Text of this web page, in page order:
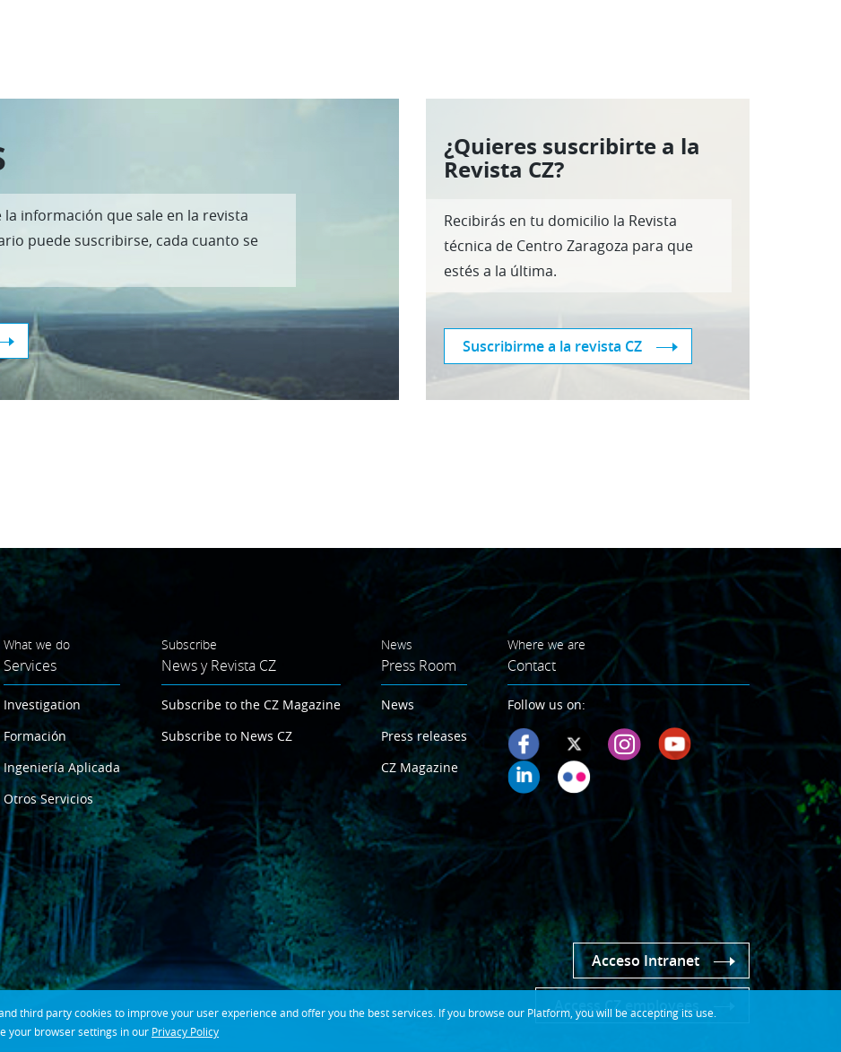
third party cookies to improve your user experience and offer you the best services. If you browse our Platform, you will be accepting its use.
your browser settings in our Privacy Policy
información que sale en la revista
puede suscribirse, cada cuanto se
¿Quieres suscribirte a la
Revista CZ?
Recibirás en tu domicilio la Revista
técnica de Centro Zaragoza para que
estés a la última.
Suscribirme a la revista CZ
What we do
Services
Investigation
Formación
Ingeniería Aplicada
Otros Servicios
Subscribe
News y Revista CZ
Subscribe to the CZ Magazine
Subscribe to News CZ
News
Press Room
News
Press releases
CZ Magazine
Where we are
Contact
Follow us on:
Acceso Intranet
Access CZ employees